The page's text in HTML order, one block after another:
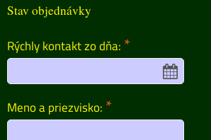
Stav objednávky
Rýchly kontakt zo dňa: *
Meno a priezvisko: *